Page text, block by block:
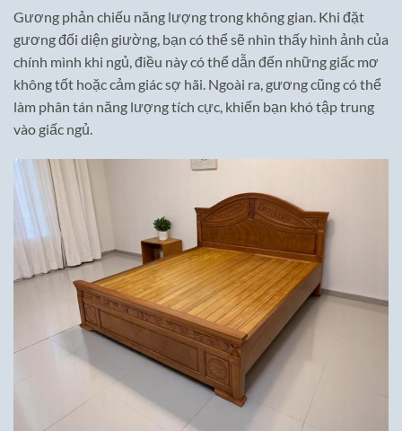
Gương phản chiếu năng lượng trong không gian. Khi đặt
gương đối diện giường, bạn có thể sẽ nhìn thấy hình ảnh của
chính mình khi ngủ, điều này có thể dẫn đến những giấc mơ
không tốt hoặc cảm giác sợ hãi. Ngoài ra, gương cũng có thể
làm phân tán năng lượng tích cực, khiến bạn khó tập trung
vào giấc ngủ.